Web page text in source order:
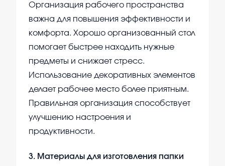
Организация рабочего пространства
важна для повышения эффективности и
комфорта. Хорошо организованный стол
помогает быстрее находить нужные
предметы и снижает стресс.
Использование декоративных элементов
делает рабочее место более приятным.
Правильная организация способствует
улучшению настроения и
продуктивности.
3. Материалы для изготовления папки